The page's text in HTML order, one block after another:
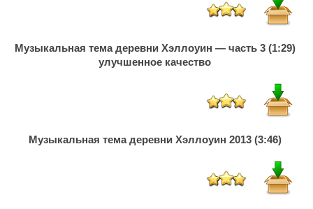
Музыкальная тема деревни Хэллоуин — часть 3 (1:29)
улучшенное качество
Музыкальная тема деревни Хэллоуин 2013 (3:46)